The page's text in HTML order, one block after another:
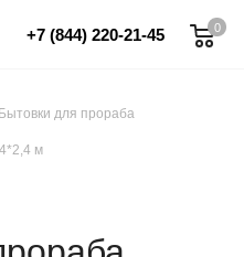
0
+7 (844) 220-21-45
Бытовки для прораба
м